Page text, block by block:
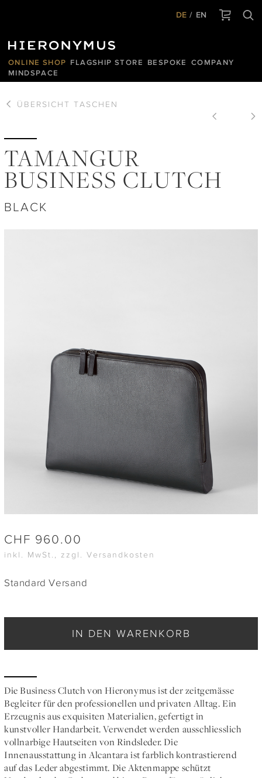
DE EN
ONLINE SHOP FLAGSHIP STORE BESPOKE
COMPANY
MINDSPACE
ÜBERSICHT TASCHEN
TAMANGUR
BUSINESS CLUTCH
BLACK
CHF 960.00
inkl. MwSt., zzgl. Versandkosten
Standard Versand
IN DEN WARENKORB
Die Business Clutch von Hieronymus ist der zeitgemässe
Begleiter für den professionellen und privaten Alltag. Ein
Erzeugnis aus exquisiten Materialien, gefertigt in
kunstvoller Handarbeit. Verwendet werden ausschliesslich
vollnarbige Hautseiten von Rindsleder. Die
Innenausstattung in Alcantara ist farblich kontrastierend
auf das Leder abgestimmt. Die Aktenmappe schützt